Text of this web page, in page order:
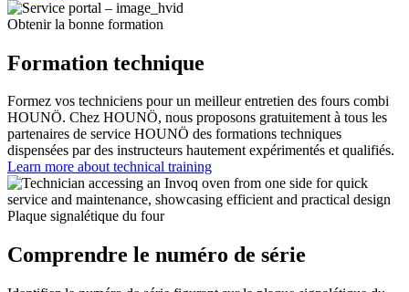
Obtenir la bonne formation
Formation technique
Formez vos techniciens pour un meilleur entretien des fours combi
HOUNÖ. Chez HOUNÖ, nous proposons gratuitement à tous les
partenaires de service HOUNÖ des formations techniques
dispensées par des instructeurs hautement expérimentés et qualifiés.
Learn more about technical training
Plaque signalétique du four
Comprendre le numéro de série